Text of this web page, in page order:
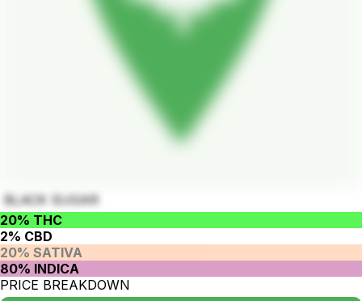
BLACK SUGAR
20% THC
2% CBD
20% SATIVA
80% INDICA
PRICE BREAKDOWN